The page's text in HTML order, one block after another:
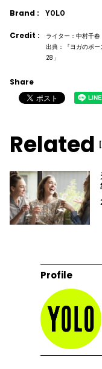
Brand : YOLO
Credit :
ライター：中村千春
出典：『ヨガのポ
28」
Share
Related
Profile